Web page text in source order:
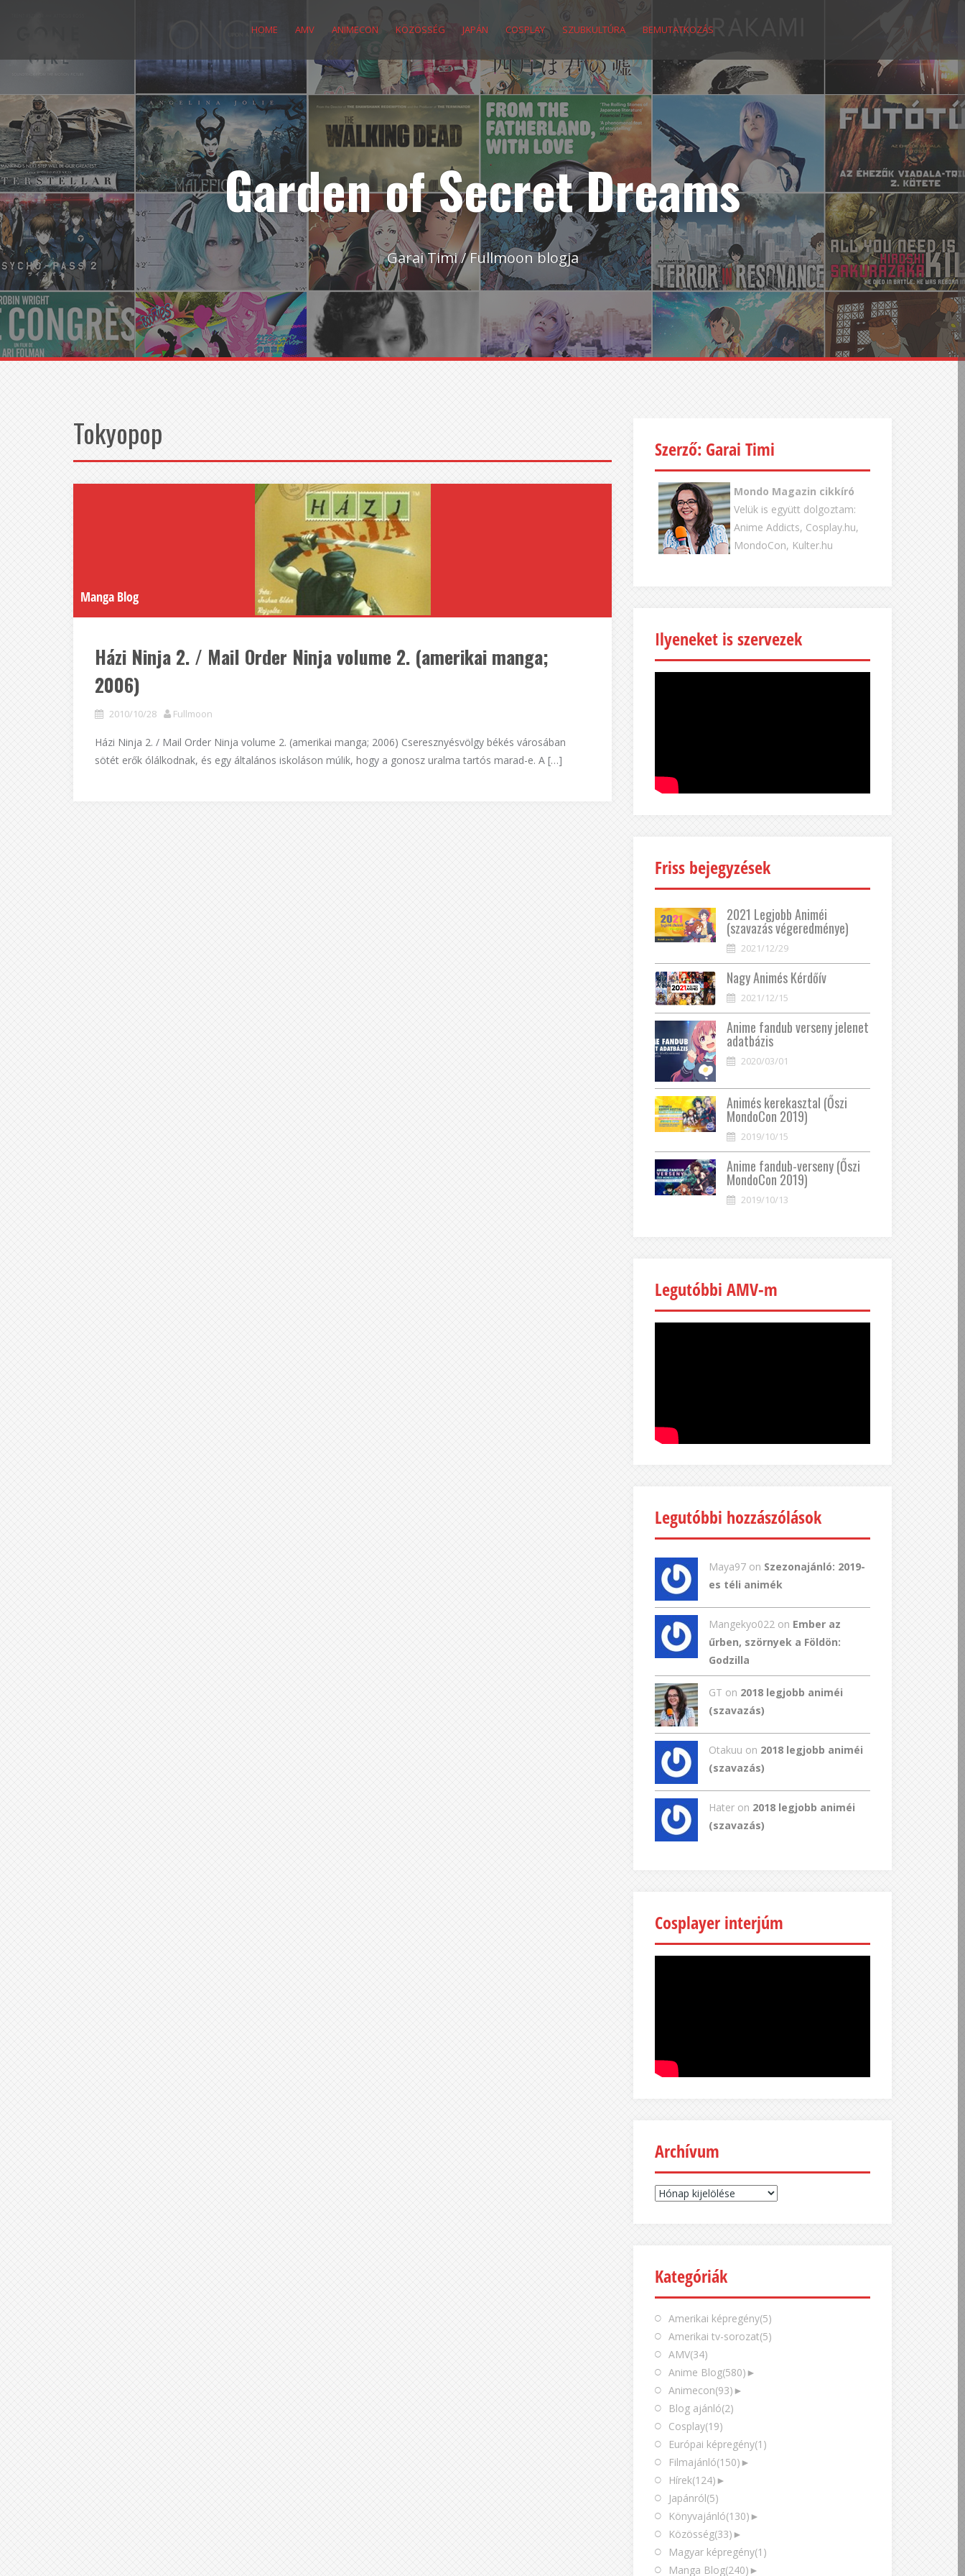
HOME AMV ANIMECON KÖZÖSSÉG JAPÁN COSPLAY SZUBKULTÚRA BEMUTATKOZÁS
Garden of Secret Dreams
Garai Timi / Fullmoon blogja
Tokyopop
Manga Blog
Házi Ninja 2. / Mail Order Ninja volume 2. (amerikai manga;
2006)
2010/10/28 Fullmoon
Házi Ninja 2. / Mail Order Ninja volume 2. (amerikai manga; 2006) Cseresznyésvölgy békés városában
sötét erők ólálkodnak, és egy általános iskoláson múlik, hogy a gonosz uralma tartós marad-e. A […]
Szerző: Garai Timi
Mondo Magazin cikkíró
Velük is együtt dolgoztam:
Anime Addicts, Cosplay.hu,
MondoCon, Kulter.hu
Ilyeneket is szervezek
Friss bejegyzések
2021 Legjobb Animéi
(szavazás végeredménye)
2021/12/29
Nagy Animés Kérdőív
2021/12/15
Anime fandub verseny jelenet
adatbázis
2020/03/01
Animés kerekasztal (Őszi
MondoCon 2019)
2019/10/15
Anime fandub-verseny (Őszi
MondoCon 2019)
2019/10/13
Legutóbbi AMV-m
Legutóbbi hozzászólások
Maya97 on Szezonajánló: 2019-
es téli animék
Mangekyo022 on Ember az
űrben, szörnyek a Földön:
Godzilla
GT on 2018 legjobb animéi
(szavazás)
Otakuu on 2018 legjobb animéi
(szavazás)
Hater on 2018 legjobb animéi
(szavazás)
Cosplayer interjúm
Archívum
Archívum
Kategóriák
Amerikai képregény(5)
Amerikai tv-sorozat(5)
AMV(34)
Anime Blog(580) ►
Animecon(93) ►
Blog ajánló(2)
Cosplay(19)
Európai képregény(1)
Filmajánló(150) ►
Hírek(124) ►
Japánról(5)
Könyvajánló(130) ►
Közösség(33) ►
Magyar képregény(1)
Manga Blog(240) ►